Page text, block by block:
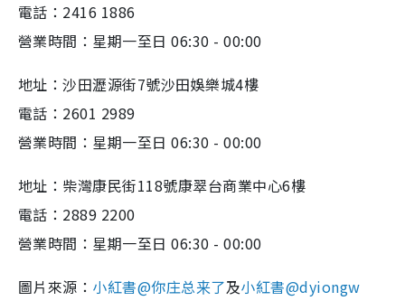
電話：2416 1886
營業時間：星期一至日 06:30 - 00:00
地址：沙田瀝源街7號沙田娛樂城4樓
電話：2601 2989
營業時間：星期一至日 06:30 - 00:00
地址：柴灣康民街118號康翠台商業中心6樓
電話：2889 2200
營業時間：星期一至日 06:30 - 00:00
圖片來源： 小紅書@你庄总来了及小紅書@dyiongw